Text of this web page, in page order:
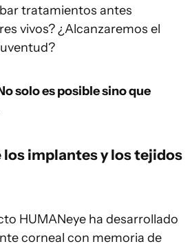
tratamientos antes
vivos? ¿Alcanzaremos el
solo es posible sino que
los implantes y los tejidos
HUMANeye ha desarrollado
corneal con memoria de